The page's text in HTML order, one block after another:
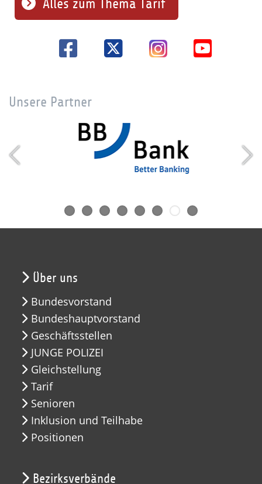
Alles zum Thema Tarif
Unsere Partner
Über uns
Bundesvorstand
Bundeshauptvorstand
Geschäftsstellen
JUNGE POLIZEI
Gleichstellung
Tarif
Senioren
Inklusion und Teilhabe
Positionen
Bezirksverbände